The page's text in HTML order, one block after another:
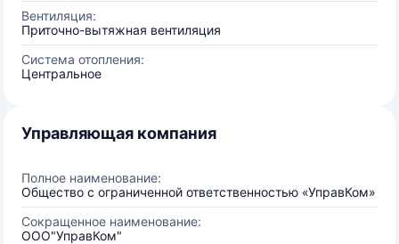
Вентиляция:
Приточно-вытяжная вентиляция
Система отопления:
Центральное
Управляющая компания
Полное наименование:
Общество с ограниченной ответственностью «УправКом»
Сокращенное наименование:
ООО"УправКом"